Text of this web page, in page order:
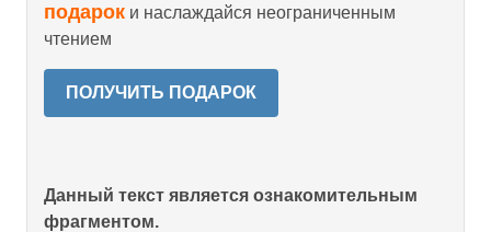
подарок и наслаждайся неограниченным
чтением
ПОЛУЧИТЬ ПОДАРОК
Данный текст является ознакомительным
фрагментом.